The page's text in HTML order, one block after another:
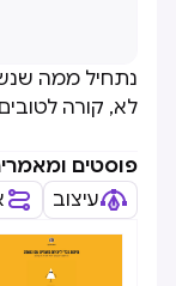
נתחיל ממה
לא, קורה
פוסטים
עיצוב